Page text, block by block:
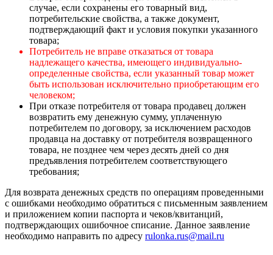
случае, если сохранены его товарный вид,
потребительские свойства, а также документ,
подтверждающий факт и условия покупки указанного
товара;
Потребитель не вправе отказаться от товара
надлежащего качества, имеющего индивидуально-
определенные свойства, если указанный товар может
быть использован исключительно приобретающим его
человеком;
При отказе потребителя от товара продавец должен
возвратить ему денежную сумму, уплаченную
потребителем по договору, за исключением расходов
продавца на доставку от потребителя возвращенного
товара, не позднее чем через десять дней со дня
предъявления потребителем соответствующего
требования;
Для возврата денежных средств по операциям проведенными
с ошибками необходимо обратиться с письменным заявлением
и приложением копии паспорта и чеков/квитанций,
подтверждающих ошибочное списание. Данное заявление
необходимо направить по адресу rulonka.rus@mail.ru